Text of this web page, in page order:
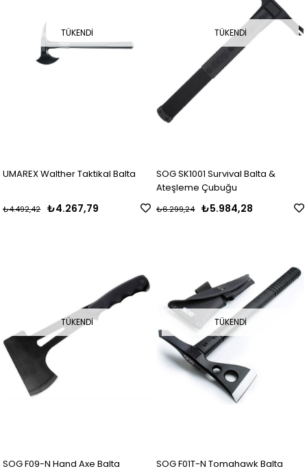
TÜKENDI
UMAREX Walther Taktikal Balta
₺4.267,79
₺4.492,42
TÜKENDI
SOG SK1001 Survival Balta &
Ateşleme Çubuğu
₺5.984,28
₺6.299,24
TÜKENDI
SOG F09-N Hand Axe Balta
TÜKENDI
SOG F01T-N Tomahawk Balta